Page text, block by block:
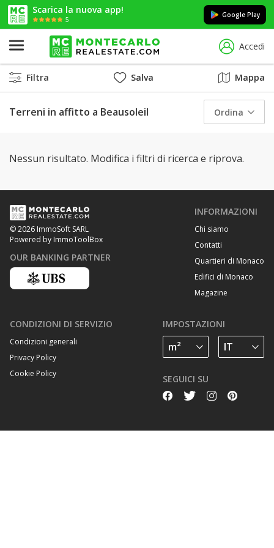
Scarica la nuova app!
5
Google Play
Accedi
Filtra Salva Mappa
Terreni in affitto a Beausoleil Ordina
Nessun risultato. Modifica i filtri di ricerca e riprova.
© 2026 ImmoSoft SARL
Powered by ImmoToolBox
OUR BANKING PARTNER
INFORMAZIONI
Chi siamo
Contatti
Quartieri di Monaco
Edifici di Monaco
Magazine
CONDIZIONI DI SERVIZIO
Condizioni generali
Privacy Policy
Cookie Policy
IMPOSTAZIONI
SEGUICI SU